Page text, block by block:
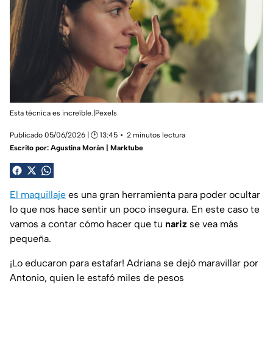
Esta técnica es increíble.|Pexels
Publicado 05/06/2026 | 🕑 13:45
2 minutos lectura
Escrito por: Agustina Morán | Marktube
El maquillaje es una gran herramienta para poder ocultar
lo que nos hace sentir un poco insegura. En este caso te
vamos a contar cómo hacer que tu nariz se vea más
pequeña.
¡Lo educaron para estafar! Adriana se dejó maravillar por
Antonio, quien le estafó miles de pesos